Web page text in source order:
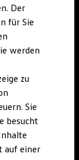
Der
für Sie
werden
zu
Sie
besucht
auf einer